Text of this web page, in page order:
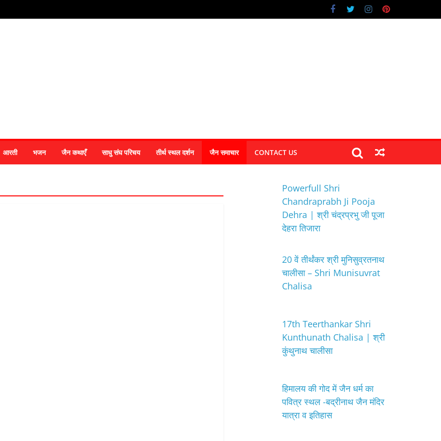
आरती भजन जैन कथाएँ साधु संघ परिचय तीर्थ स्थल दर्शन जैन समाचार CONTACT US
Powerfull Shri
Chandraprabh Ji Pooja
Dehra | श्री चंद्रप्रभु जी पूजा
देहरा तिजारा
20 वें तीर्थंकर श्री मुनिसुव्रतनाथ
चालीसा – Shri Munisuvrat
Chalisa
17th Teerthankar Shri
Kunthunath Chalisa | श्री
कुंथुनाथ चालीसा
हिमालय की गोद में जैन धर्म का
पवित्र स्थल -बद्रीनाथ जैन मंदिर
यात्रा व इतिहास